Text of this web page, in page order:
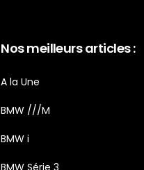
Nos meilleurs articles :
A la Une
BMW ///M
BMW i
BMW Série 3